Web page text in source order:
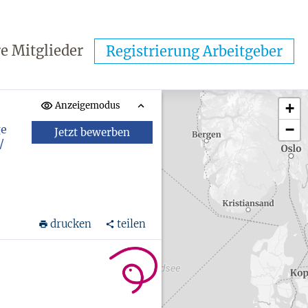
Mitglieder Registrierung Arbeitgeber
Anzeigemodus
Jetzt bewerben
drucken teilen
+
−